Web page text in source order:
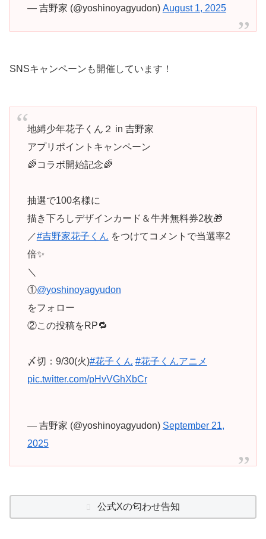
— 吉野家 (@yoshinoyagyudon) August 1, 2025
SNSキャンペーンも開催しています！
地縛少年花子くん２ in 吉野家
アプリポイントキャンペーン
🌈コラボ開始記念🌈
抽選で100名様に
描き下ろしデザインカード＆牛丼無料券2枚🎁
／#吉野家花子くん をつけてコメントで当選率2
倍✨
＼
①@yoshinoyagyudon
をフォロー
②この投稿をRP🔁
〆切：9/30(火)#花子くん #花子くんアニメ
pic.twitter.com/pHvVGhXbCr
— 吉野家 (@yoshinoyagyudon) September 21,
2025
公式Xの匂わせ告知